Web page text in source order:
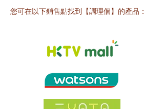
您可在以下銷售點找到【調理個】的產品：